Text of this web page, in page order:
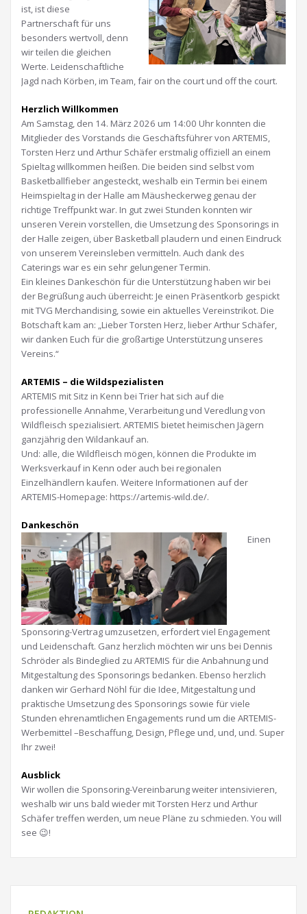
ist, ist diese
Partnerschaft für uns
besonders wertvoll, denn
wir teilen die gleichen
Werte. Leidenschaftliche
Jagd nach Körben, im Team, fair on the court und off the court.
Herzlich Willkommen
Am Samstag, den 14. März 2026 um 14:00 Uhr konnten die
Mitglieder des Vorstands die Geschäftsführer von ARTEMIS,
Torsten Herz und Arthur Schäfer erstmalig offiziell an einem
Spieltag willkommen heißen. Die beiden sind selbst vom
Basketballfieber angesteckt, weshalb ein Termin bei einem
Heimspieltag in der Halle am Mäusheckerweg genau der
richtige Treffpunkt war. In gut zwei Stunden konnten wir
unseren Verein vorstellen, die Umsetzung des Sponsorings in
der Halle zeigen, über Basketball plaudern und einen Eindruck
von unserem Vereinsleben vermitteln. Auch dank des
Caterings war es ein sehr gelungener Termin.
Ein kleines Dankeschön für die Unterstützung haben wir bei
der Begrüßung auch überreicht: Je einen Präsentkorb gespickt
mit TVG Merchandising, sowie ein aktuelles Vereinstrikot. Die
Botschaft kam an: „Lieber Torsten Herz, lieber Arthur Schäfer,
wir danken Euch für die großartige Unterstützung unseres
Vereins.“
ARTEMIS – die Wildspezialisten
ARTEMIS mit Sitz in Kenn bei Trier hat sich auf die
professionelle Annahme, Verarbeitung und Veredlung von
Wildfleisch spezialisiert. ARTEMIS bietet heimischen Jägern
ganzjährig den Wildankauf an.
Und: alle, die Wildfleisch mögen, können die Produkte im
Werksverkauf in Kenn oder auch bei regionalen
Einzelhändlern kaufen. Weitere Informationen auf der
ARTEMIS-Homepage: https://artemis-wild.de/.
Dankeschön
Einen
Sponsoring-Vertrag umzusetzen, erfordert viel Engagement
und Leidenschaft. Ganz herzlich möchten wir uns bei Dennis
Schröder als Bindeglied zu ARTEMIS für die Anbahnung und
Mitgestaltung des Sponsorings bedanken. Ebenso herzlich
danken wir Gerhard Nöhl für die Idee, Mitgestaltung und
praktische Umsetzung des Sponsorings sowie für viele
Stunden ehrenamtlichen Engagements rund um die ARTEMIS-
Werbemittel –Beschaffung, Design, Pflege und, und, und. Super
Ihr zwei!
Ausblick
Wir wollen die Sponsoring-Vereinbarung weiter intensivieren,
weshalb wir uns bald wieder mit Torsten Herz und Arthur
Schäfer treffen werden, um neue Pläne zu schmieden. You will
see 😉!